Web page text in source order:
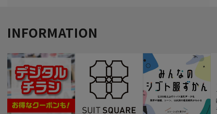
INFORMATION